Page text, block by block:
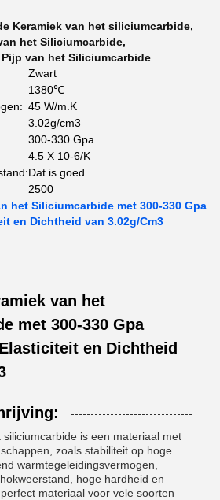
Keramiek van het siliciumcarbide,
het Siliciumcarbide,
Pijp van het Siliciumcarbide
Zwart
1380℃
45 W/m.K
3.02g/cm3
300-330 Gpa
4.5 X 10-6/K
Dat is goed.
2500
het Siliciumcarbide met 300-330 Gpa
en Dichtheid van 3.02g/Cm3
van het
met 300-330 Gpa
en Dichtheid
siliciumcarbide is een materiaal met
zoals stabiliteit op hoge
warmtegeleidingsvermogen,
hoge hardheid en
materiaal voor vele soorten